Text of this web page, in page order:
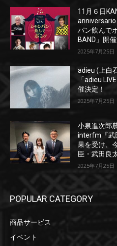
11月６日
パン飲んで
BAND」開催
2025年7月25日
adieu (上白
「adieu
催決定！
2025年7月25日
小泉進次郎
interfm『武
果を受け、
臣・武田良
2025年7月25日
POPULAR CATEGORY
商品サービス
イベント